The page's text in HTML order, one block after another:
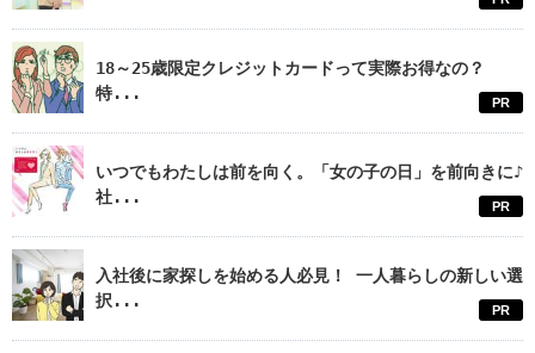
18～25歳限定クレジットカードって実際お得なの？
特...
PR
いつでもわたしは前を向く。「女の子の日」を前向きに♪
社...
PR
入社後に家探しを始める人必見！ 一人暮らしの新しい選
択...
PR